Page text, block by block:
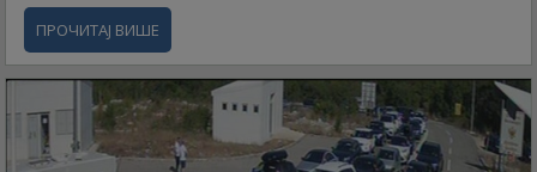
ПРОЧИТАЈ ВИШЕ